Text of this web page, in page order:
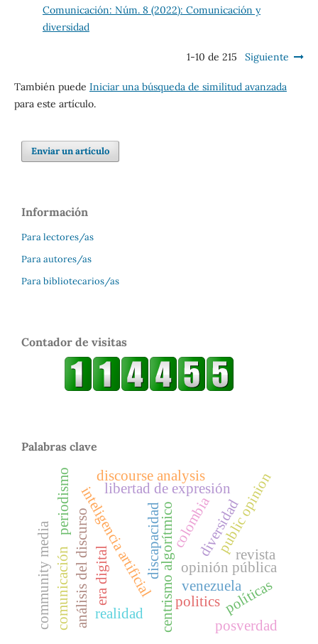
Comunicación: Núm. 8 (2022): Comunicación y
diversidad
1-10 de 215 Siguiente
También puede Iniciar una búsqueda de similitud avanzada
para este artículo.
Enviar un artículo
Información
Para lectores/as
Para autores/as
Para bibliotecarios/as
Contador de visitas
Palabras clave
inteligencia artificial
análisis del discurso centrismo algorítmico
libertad de expresión
opinión pública
discourse analysis public opinion
discapacidad diversidad
realidad
colombia
venezuelapolíticas
comunicación
community media politics
revista
posverdad
era digital
periodismo